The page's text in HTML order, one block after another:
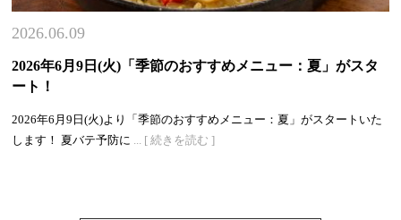
2026.06.09
2026年6月9日(火)「季節のおすすめメニュー：夏」がスタ
ート！
2026年6月9日(火)より「季節のおすすめメニュー：夏」がスタートいた
します！ 夏バテ予防に ... [ 続きを読む ]